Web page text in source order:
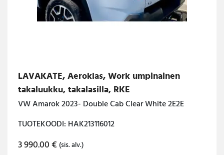
LAVAKATE, Aeroklas, Work umpinainen
takaluukku, takalasilla, RKE
VW Amarok 2023- Double Cab Clear White 2E2E
TUOTEKOODI: HAK213116012
3 990.00€ (sis. alv.)